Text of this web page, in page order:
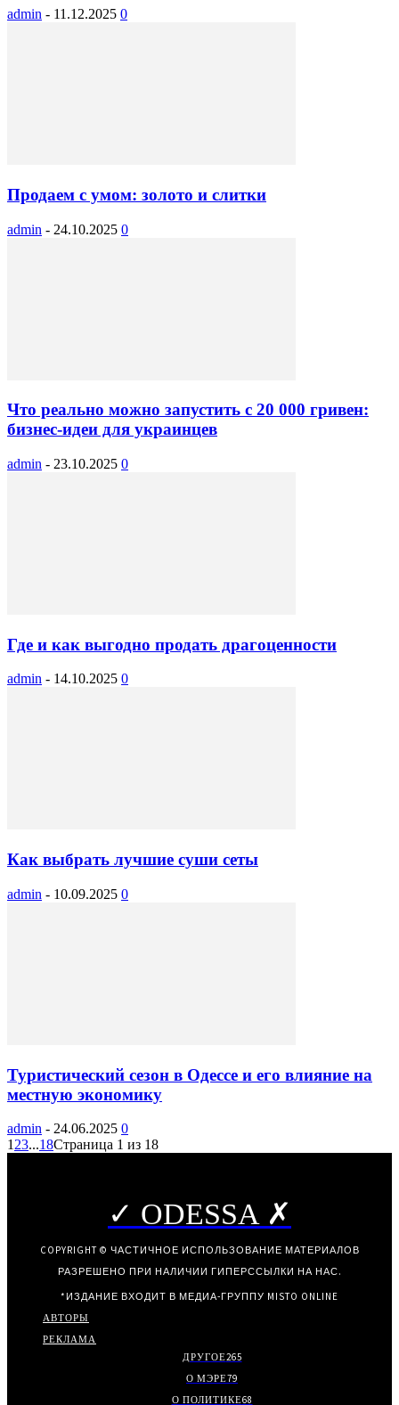
admin - 11.12.2025 0
Продаем с умом: золото и слитки
admin - 24.10.2025 0
Что реально можно запустить с 20 000 гривен:
бизнес-идеи для украинцев
admin - 23.10.2025 0
Где и как выгодно продать драгоценности
admin - 14.10.2025 0
Как выбрать лучшие суши сеты
admin - 10.09.2025 0
Туристический сезон в Одессе и его влияние на
местную экономику
admin - 24.06.2025 0
1 23...18Страница 1 из 18
✓ ODESSA ✗
COPYRIGHT © ЧАСТИЧНОЕ ИСПОЛЬЗОВАНИЕ МАТЕРИАЛОВ
РАЗРЕШЕНО ПРИ НАЛИЧИИ ГИПЕРССЫЛКИ НА НАС.
*ИЗДАНИЕ ВХОДИТ В МЕДИА-ГРУППУ MISTO ONLINE
АВТОРЫ
РЕКЛАМА
ДРУГОЕ265
О МЭРЕ79
О ПОЛИТИКЕ68